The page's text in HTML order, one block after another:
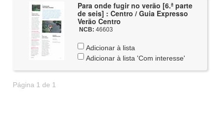
Para onde fugir no verão [6.ª parte
de seis] : Centro / Guia Expresso
Verão Centro
NCB: 46603
Adicionar à lista
Adicionar à lista 'Com interesse'
Página 1 de 1